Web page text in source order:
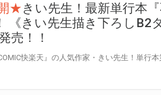
★きい先生！最新単行本
《きい先生描き下ろしB2
売！！